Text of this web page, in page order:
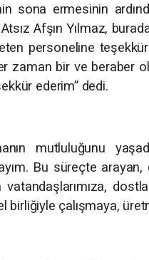
sona ermesinin
Afşın Yılmaz,
personeline
zaman bir ve beraber
ederim” dedi.
mutluluğunu
Bu süreçte
birliğiyle çalışmaya,